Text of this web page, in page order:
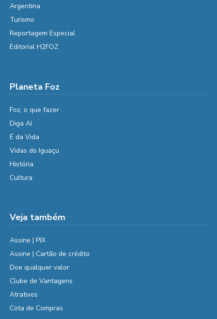
Argentina
Turismo
Reportagem Especial
Editorial H2FOZ
Planeta Foz
Foz, o que fazer
Diga Aí
É da Vida
Vidas do Iguaçu
História
Cultura
Veja também
Assine | PIX
Assine | Cartão de crédito
Doe qualquer valor
Clube de Vantagens
Atrativos
Cota de Compras